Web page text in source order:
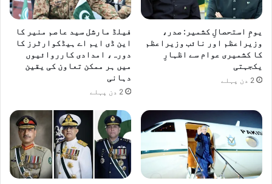
یومِ استحصالِ کشمیر: صدر،
وزیراعظم اور نائب وزیراعظم
کا کشمیری عوام سے اظہارِ
یکجہتی
2 دن پہلے
فیلڈ مارشل سید عاصم منیر کا
این ڈی ایم اے ہیڈکوارٹرز کا
دورہ، امدادی کارروائیوں
میں ہر ممکن تعاون کی یقین
دہانی
2 دن پہلے